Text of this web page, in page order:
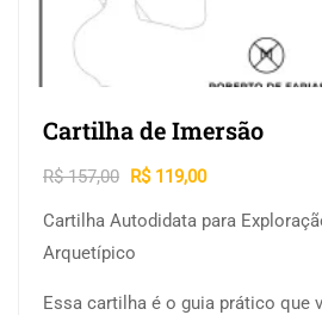
Cartilha de Imersão
R$157,00 R$119,00
Cartilha Autodidata para
Arquetípico
Essa cartilha é o guia prático que